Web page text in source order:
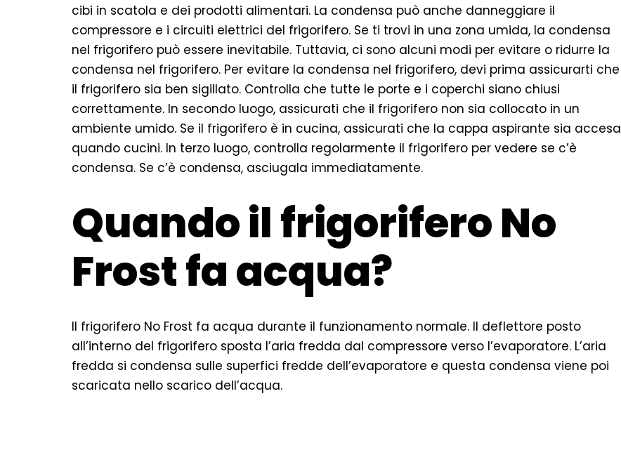
cibi in scatola e dei prodotti alimentari. La condensa può anche danneggiare il
compressore e i circuiti elettrici del frigorifero. Se ti trovi in una zona umida, la condensa
nel frigorifero può essere inevitabile. Tuttavia, ci sono alcuni modi per evitare o ridurre la
condensa nel frigorifero. Per evitare la condensa nel frigorifero, devi prima assicurarti che
il frigorifero sia ben sigillato. Controlla che tutte le porte e i coperchi siano chiusi
correttamente. In secondo luogo, assicurati che il frigorifero non sia collocato in un
ambiente umido. Se il frigorifero è in cucina, assicurati che la cappa aspirante sia accesa
quando cucini. In terzo luogo, controlla regolarmente il frigorifero per vedere se c’è
condensa. Se c’è condensa, asciugala immediatamente.
Quando il frigorifero No
Frost fa acqua?
Il frigorifero No Frost fa acqua durante il funzionamento normale. Il deflettore posto
all’interno del frigorifero sposta l’aria fredda dal compressore verso l’evaporatore. L’aria
fredda si condensa sulle superfici fredde dell’evaporatore e questa condensa viene poi
scaricata nello scarico dell’acqua.